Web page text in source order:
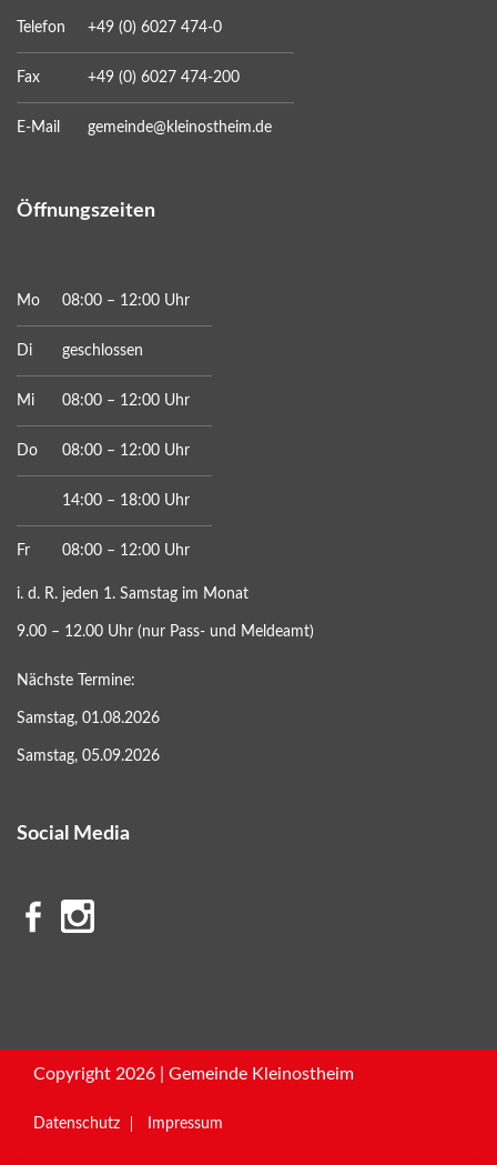
Telefon +49 (0) 6027 474-0
Fax +49 (0) 6027 474-200
E-Mail gemeinde@kleinostheim.de
Öffnungszeiten
Mo 08:00 – 12:00 Uhr
Di geschlossen
Mi 08:00 – 12:00 Uhr
Do 08:00 – 12:00 Uhr
14:00 – 18:00 Uhr
Fr 08:00 – 12:00 Uhr
i. d. R. jeden 1. Samstag im Monat
9.00 – 12.00 Uhr (nur Pass- und Meldeamt)
Nächste Termine:
Samstag, 01.08.2026
Samstag, 05.09.2026
Social Media
Copyright 2026 | Gemeinde Kleinostheim
Datenschutz Impressum